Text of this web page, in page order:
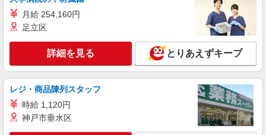
月給 254,160円
足立区
詳細を見る とりあえずキープ
レジ・商品陳列スタッフ
時給 1,120円
神戸市垂水区